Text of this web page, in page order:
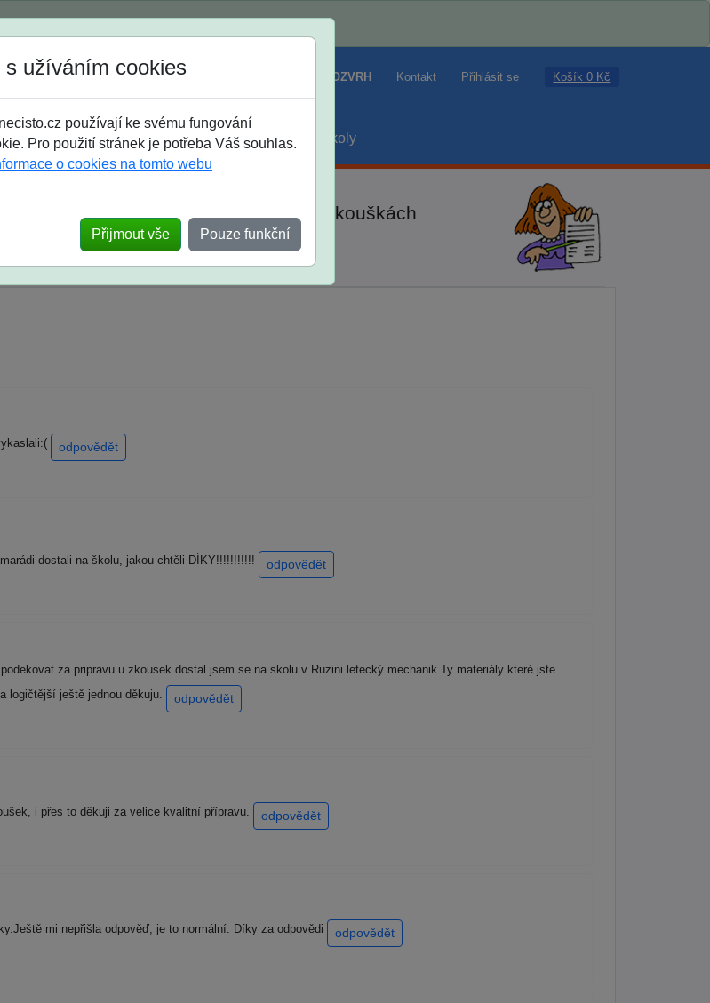
Jak si vybrat ROZVRH Kontakt Přihlásit se Košík 0 Kč
třída střední maturanti soutěže prázdniny školy
ohlasy po skutečných přijímacích zkouškách
s užíváním cookies
používají ke svému fungování
Pro použití stránek je potřeba Váš souhlas.
o cookies na tomto webu
Přijmout vše Pouze funkční
odpovědět
dostali na školu, jakou chtěli DÍKY!!!!!!!!!!! odpovědět
za pripravu u zkousek dostal jsem se na skolu v Ruzini letecký mechanik.Ty materiály které jste
logičtější ještě jednou děkuju.
odpovědět
i přes to děkuji za velice kvalitní přípravu. odpovědět
mi nepřišla odpověď, je to normální. Díky za odpovědi odpovědět